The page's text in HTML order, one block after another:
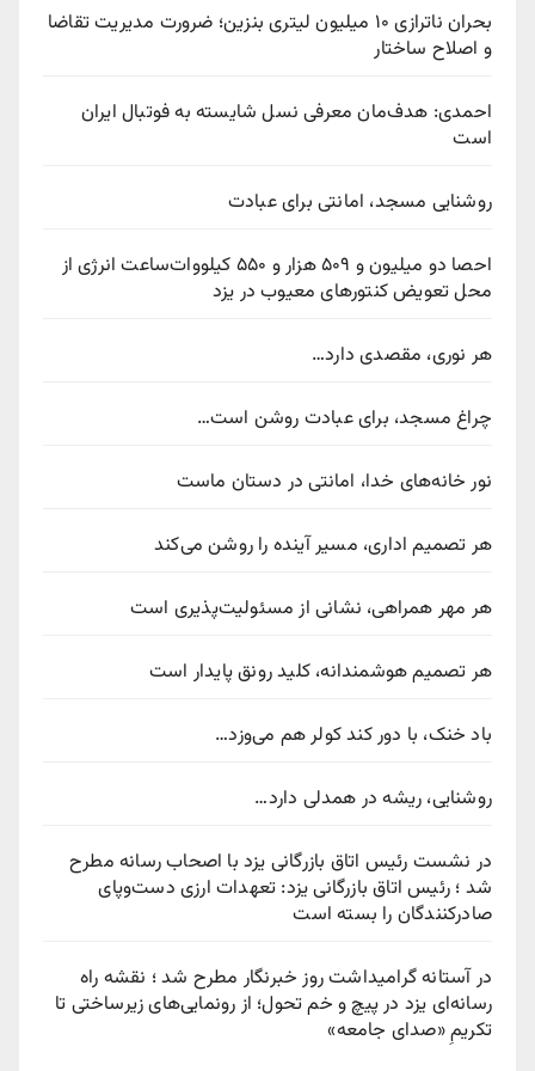
بحران ناترازی ۱۰ میلیون لیتری بنزین؛ ضرورت مدیریت تقاضا
و اصلاح ساختار
احمدی: هدف‌مان معرفی نسل شایسته به فوتبال ایران
است
روشنایی مسجد، امانتی برای عبادت
احصا دو میلیون و ۵۰۹ هزار و ۵۵۰ کیلووات‌ساعت انرژی از
محل تعویض کنتورهای معیوب در یزد
هر نوری، مقصدی دارد…
چراغ مسجد، برای عبادت روشن است…
نور خانه‌های خدا، امانتی در دستان ماست
هر تصمیم اداری، مسیر آینده را روشن می‌کند
هر مهر همراهی، نشانی از مسئولیت‌پذیری است
هر تصمیم هوشمندانه، کلید رونق پایدار است
باد خنک، با دور کند کولر هم می‌وزد…
روشنایی، ریشه در همدلی دارد…
در نشست رئیس اتاق بازرگانی یزد با اصحاب رسانه مطرح
شد ؛ رئیس اتاق بازرگانی یزد: تعهدات ارزی دست‌وپای
صادرکنندگان را بسته است
در آستانه گرامیداشت روز خبرنگار مطرح شد ؛ نقشه راه
رسانه‌ای یزد در پیچ‌ و خم تحول؛ از رونمایی‌های زیرساختی تا
تکریمِ «صدای جامعه»